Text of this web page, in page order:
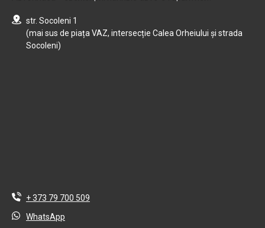
str. Socoleni 1
(mai sus de piața VAZ, intersecție Calea Orheiului și strada
Socoleni)
+ 373 79 700 509
WhatsApp